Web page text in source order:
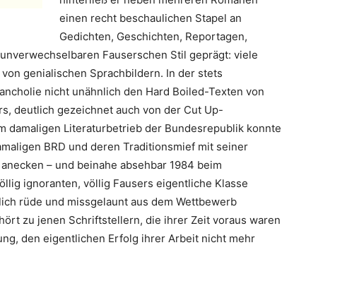
einen recht beschaulichen Stapel an
Gedichten, Geschichten, Reportagen,
Fauserschen Stil geprägt: viele
genialischen Sprachbildern. In der stets
nicht unähnlich den Hard Boiled-Texten von
deutlich gezeichnet auch von der Cut Up-
damaligen Literaturbetrieb der Bundesrepublik konnte
BRD und deren Traditionsmief mit seiner
– und beinahe absehbar 1984 beim
ignoranten, völlig Fausers eigentliche Klasse
rüde und missgelaunt aus dem Wettbewerb
zu jenen Schriftstellern, die ihrer Zeit voraus waren
den eigentlichen Erfolg ihrer Arbeit nicht mehr